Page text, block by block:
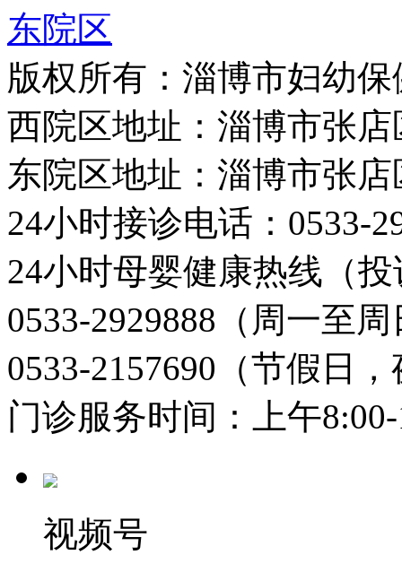
东院区
版权所有：淄博市妇幼
西院区地址：淄博市张
东院区地址：淄博市张
24小时接诊电话：0533-
24小时母婴健康热线（
0533-2929888（周一至
0533-2157690（节假日
门诊服务时间：上午
视频号